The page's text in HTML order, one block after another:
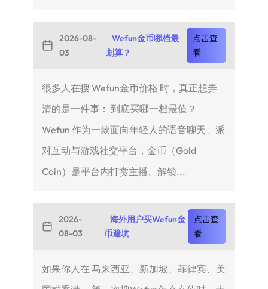
2026-08-
03
Wefun金币哪档最
划算？
点击查
看
很多人在搜 Wefun金币价格 时，真正想弄
清的是一件事： 到底买哪一档最值？
Wefun 作为一款面向年轻人的语音聊天、派
对互动与游戏社交平台，金币（Gold
Coin）是平台内打赏主播、解锁...
2026-
08-03
海外用户买Wefun金
币避坑
点击查
看
如果你人在 马来西亚、新加坡、菲律宾、美